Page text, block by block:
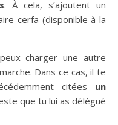
. À cela, s’ajoutent un
cerfa (disponible à la
charger une autre
Dans ce cas, il te
citées un
que tu lui as délégué